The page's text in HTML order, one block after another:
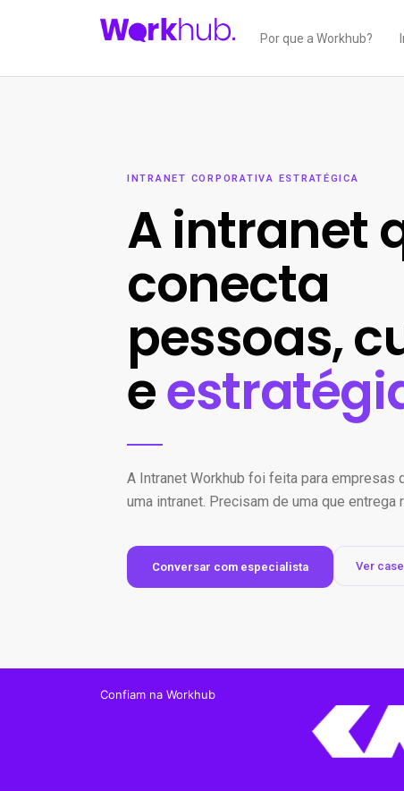
Por que a Workhub?
INTRANET CORPORATIVA ESTRATÉGICA
A intranet
conecta
pessoas,
e
A Intranet Workhub foi feita para empresas
uma intranet. Precisam de uma que entrega
Conversar com especialista Ver
Confiam na Workhub